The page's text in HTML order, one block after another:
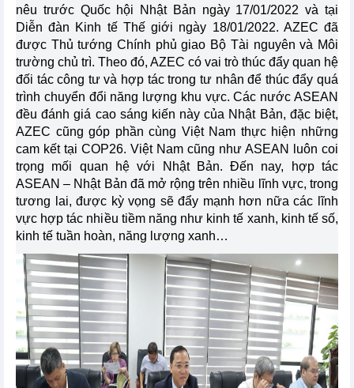
nêu trước Quốc hội Nhật Bản ngày 17/01/2022 và tại
Diễn đàn Kinh tế Thế giới ngày 18/01/2022. AZEC đã
được Thủ tướng Chính phủ giao Bộ Tài nguyên và Môi
trường chủ trì. Theo đó, AZEC có vai trò thúc đẩy quan hệ
đối tác công tư và hợp tác trong tư nhân để thúc đẩy quá
trình chuyển đổi năng lượng khu vực. Các nước ASEAN
đều đánh giá cao sáng kiến này của Nhật Bản, đặc biệt,
AZEC cũng góp phần cùng Việt Nam thực hiện những
cam kết tại COP26. Việt Nam cũng như ASEAN luôn coi
trọng mối quan hệ với Nhật Bản. Đến nay, hợp tác
ASEAN – Nhật Bản đã mở rộng trên nhiều lĩnh vực, trong
tương lai, được kỳ vọng sẽ đẩy mạnh hơn nữa các lĩnh
vực hợp tác nhiều tiềm năng như kinh tế xanh, kinh tế số,
kinh tế tuần hoàn, năng lượng xanh…